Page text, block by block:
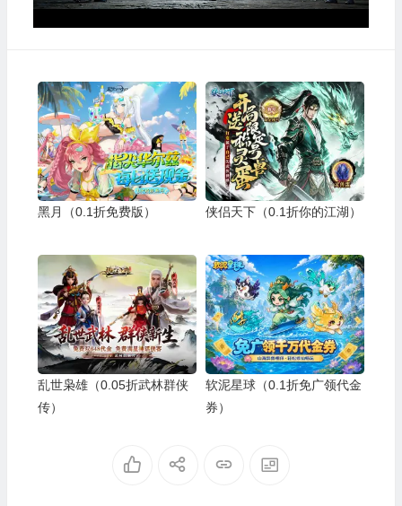
黑月（0.1折免费版） 侠侣天下（0.1折你的江湖）
乱世枭雄（0.05折武林群侠
传）
软泥星球（0.1折免广领代金
券）